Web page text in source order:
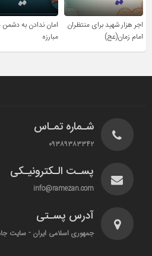
اجر هزار شهید برای منتظران
امام زمان(عج)
امان ندادن به دشمن
مبارزه
شـماره تمـاس
۰۹۳۸۹۳۸۳۳۴۲
پسـت الـکترونیـکی
info@ramezan.com
آدرس پسـتی
جمهوری اسلامی ایران - سایت